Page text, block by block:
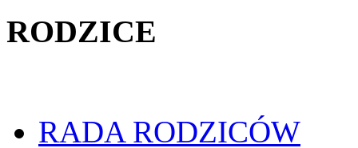
RODZICE
RADA RODZICÓW